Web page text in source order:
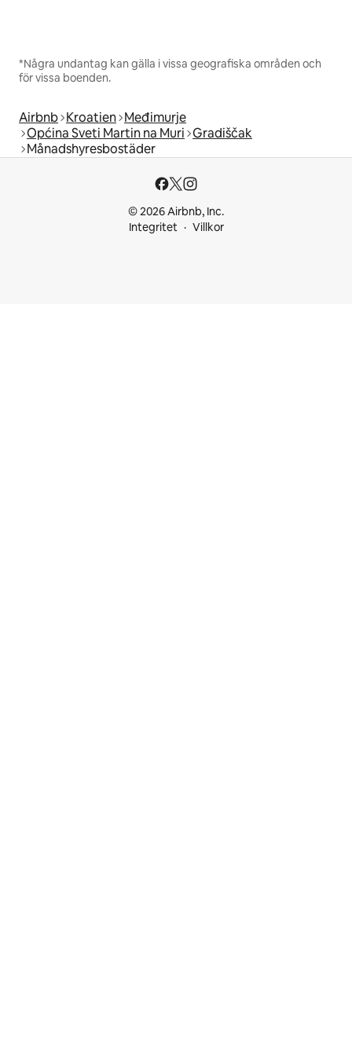
*Några undantag kan gälla i vissa geografiska områden och
för vissa boenden.
Airbnb Kroatien Međimurje
Općina Sveti Martin na Muri Gradiščak
Månadshyresbostäder
© 2026 Airbnb, Inc.
Integritet
Villkor